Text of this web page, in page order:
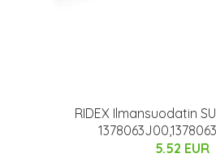
RIDEX Ilmansuodatin
5.52 EUR